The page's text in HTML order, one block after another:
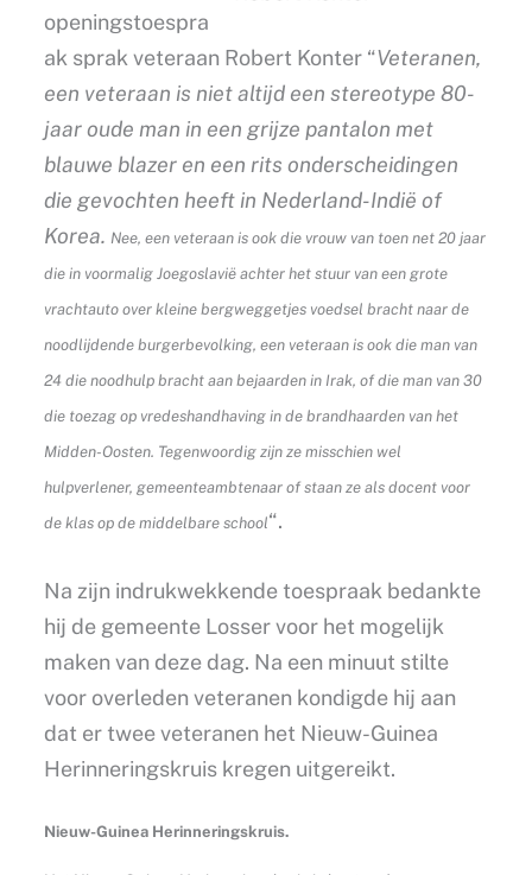
openingstoespra
ak sprak veteraan Robert Konter “Veteranen,
een veteraan is niet altijd een stereotype 80-
jaar oude man in een grijze pantalon met
blauwe blazer en een rits onderscheidingen
die gevochten heeft in Nederland-Indië of
Korea. Nee, een veteraan is ook die vrouw van toen net 20 jaar
die in voormalig Joegoslavië achter het stuur van een grote
vrachtauto over kleine bergweggetjes voedsel bracht naar de
noodlijdende burgerbevolking, een veteraan is ook die man van
24 die noodhulp bracht aan bejaarden in Irak, of die man van 30
die toezag op vredeshandhaving in de brandhaarden van het
Midden-Oosten. Tegenwoordig zijn ze misschien wel
hulpverlener, gemeenteambtenaar of staan ze als docent voor
de klas op de middelbare school“.
Na zijn indrukwekkende toespraak bedankte
hij de gemeente Losser voor het mogelijk
maken van deze dag. Na een minuut stilte
voor overleden veteranen kondigde hij aan
dat er twee veteranen het Nieuw-Guinea
Herinneringskruis kregen uitgereikt.
Nieuw-Guinea Herinneringskruis.